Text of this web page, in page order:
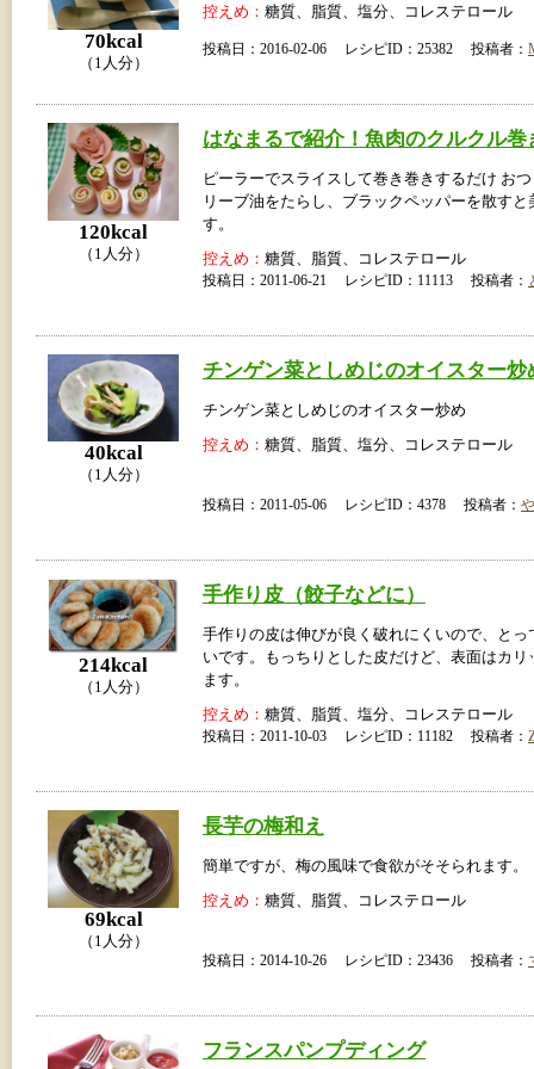
70kcal
（1人分）
控えめ： 糖質、脂質、塩分、コレステロール
投稿日：2016-02-06 レシピID：25382 投稿者：
120kcal
（1人分）
はなまるで紹介！魚肉のクルクル巻
ピーラーでスライスして巻き巻きするだけ お
リーブ油をたらし、ブラックペッパーを散すと
す。
控えめ： 糖質、脂質、コレステロール
投稿日：2011-06-21 レシピID：11113 投稿者：
40kcal
（1人分）
チンゲン菜としめじのオイスター炒
チンゲン菜としめじのオイスター炒め
控えめ： 糖質、脂質、塩分、コレステロール
投稿日：2011-05-06 レシピID：4378 投稿者：
214kcal
（1人分）
手作り皮（餃子などに）
手作りの皮は伸びが良く破れにくいので、とっ
いです。もっちりとした皮だけど、表面はカリ
ます。
控えめ： 糖質、脂質、塩分、コレステロール
投稿日：2011-10-03 レシピID：11182 投稿者：
69kcal
（1人分）
長芋の梅和え
簡単ですが、梅の風味で食欲がそそられます。
控えめ： 糖質、脂質、コレステロール
投稿日：2014-10-26 レシピID：23436 投稿者：
フランスパンプディング